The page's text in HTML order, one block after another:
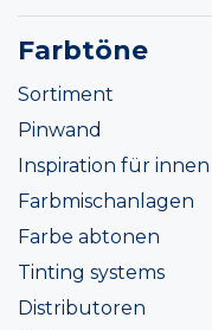
Farbtöne
Sortiment
Pinwand
Inspiration für innen
Farbmischanlagen
Farbe abtonen
Tinting systems
Distributoren